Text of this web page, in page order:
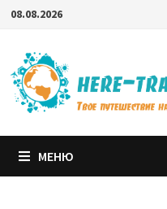
Перейти
содержимому
08.08.2026
МЕНЮ